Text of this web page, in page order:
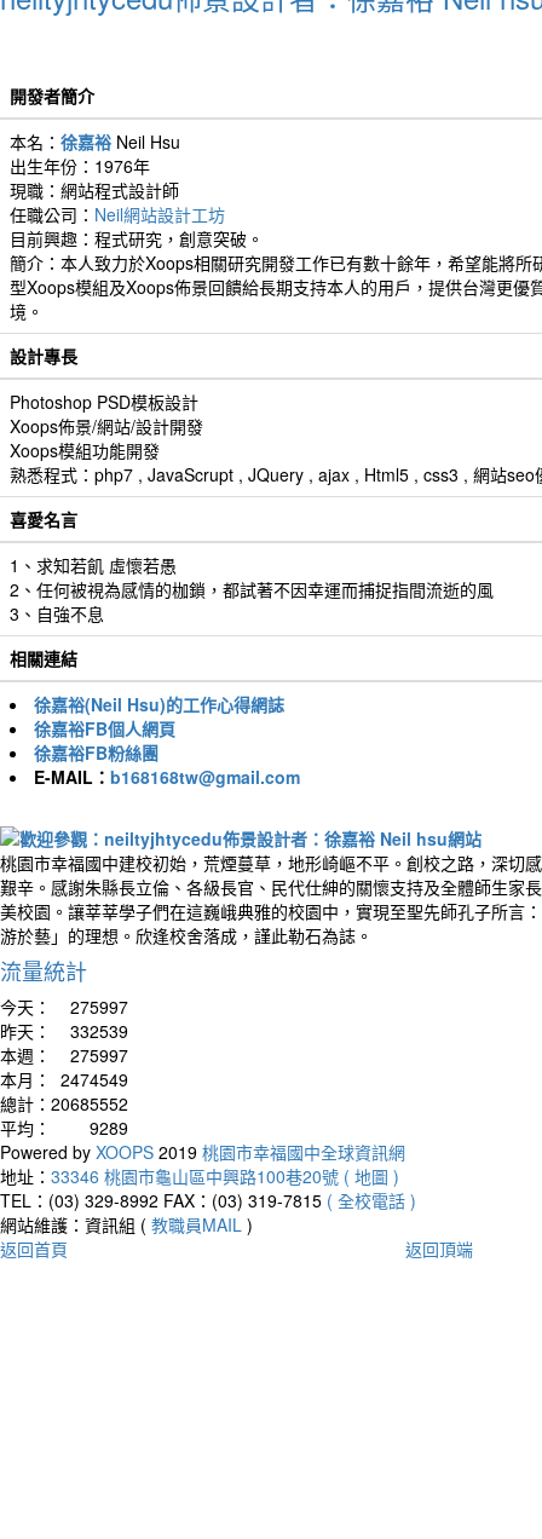
開發者簡介
本名： 徐嘉裕 Neil Hsu
出生年份：1976年
現職：網站程式設計師
任職公司： Neil網站設計工坊
目前興趣：程式研究，創意突破。
簡介：本人致力於Xoops相關研究開發工作已有數十餘年，希望能將所
型Xoops模組及Xoops佈景回饋給長期支持本人的用戶，提供台灣更優
境。
設計專長
Photoshop PSD模板設計
Xoops佈景/網站/設計開發
Xoops模組功能開發
熟悉程式：php7 , JavaScrupt , JQuery , ajax , Html5 , css3 , 網站seo
喜愛名言
1、求知若飢 虛懷若愚
2、任何被視為感情的枷鎖，都試著不因幸運而捕捉指間流逝的風
3、自強不息
相關連結
徐嘉裕(Neil Hsu)的工作心得網誌
徐嘉裕FB個人網頁
徐嘉裕FB粉絲團
E-MAIL： b168168tw@gmail.com
桃園市幸福國中建校初始，荒煙蔓草，地形崎嶇不平。創校之路，深切
艱辛。感謝朱縣長立倫、各級長官、民代仕紳的關懷支持及全體師生家
美校園。讓莘莘學子們在這巍峨典雅的校園中，實現至聖先師孔子所言
游於藝」的理想。欣逢校舍落成，謹此勒石為誌。
流量統計
今天：
275997
昨天：
332539
本週：
275997
本月：
2474549
總計： 20685552
平均：
9289
Powered by XOOPS 2019 桃園市幸福國中全球資訊網
地址： 33346 桃園市龜山區中興路100巷20號 ( 地圖 )
TEL：(03) 329-8992 FAX：(03) 319-7815 ( 全校電話 )
網站維護：資訊組 ( 教職員MAIL )
返回首頁
返回頂端